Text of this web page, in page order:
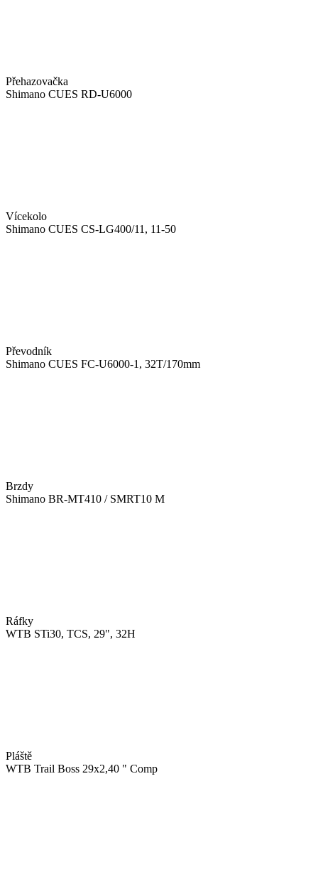
Přehazovačka
Shimano CUES RD-U6000
Vícekolo
Shimano CUES CS-LG400/11, 11-50
Převodník
Shimano CUES FC-U6000-1, 32T/170mm
Brzdy
Shimano BR-MT410 / SMRT10 M
Ráfky
WTB STi30, TCS, 29", 32H
Pláště
WTB Trail Boss 29x2,40 " Comp